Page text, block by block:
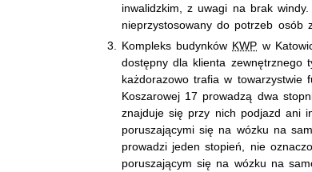
inwalidzkim, z uwagi na brak
nieprzystosowany do potrzeb osób z
Kompleks budynków KWP w
dostępny dla klienta zewnętrznego
każdorazowo trafia w towarzystwie
Koszarowej 17 prowadzą dwa
znajduje się przy nich podjazd ani
poruszającymi się na wózku na
prowadzi jeden stopień, nie
poruszającym się na wózku na